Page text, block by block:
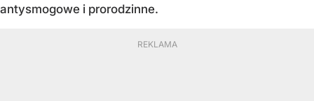
antysmogowe i prorodzinne.